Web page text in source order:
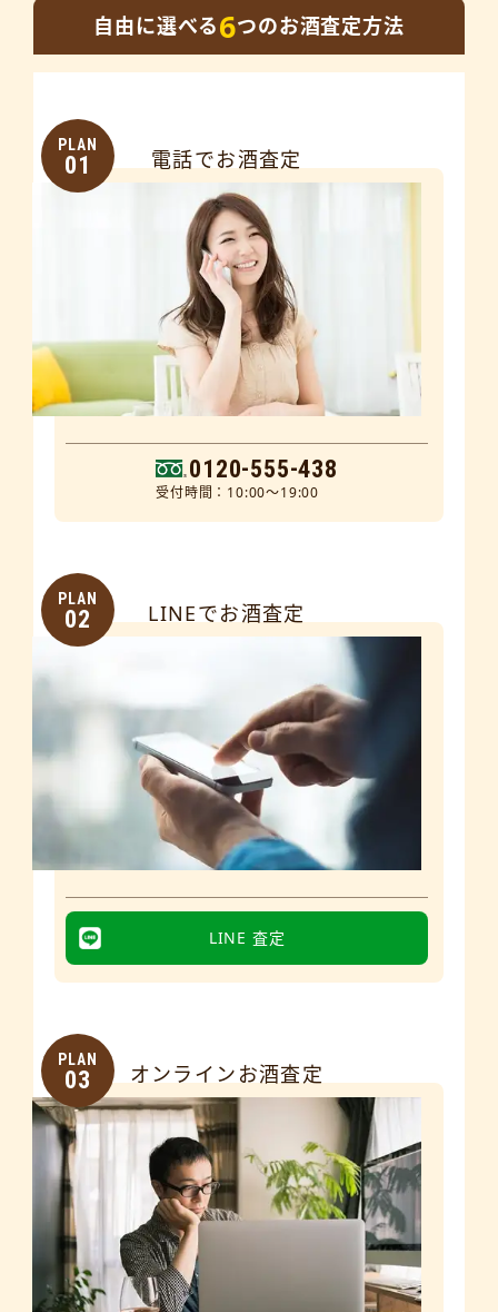
自由に選べる6つのお酒査定方法
PLAN
01 電話でお酒査定
0120-555-438
受付時間：10:00～19:00
PLAN
02 LINEでお酒査定
LINE 査定
PLAN
03 オンラインお酒査定